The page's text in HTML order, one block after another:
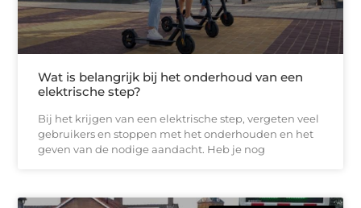
Wat is belangrijk bij het onderhoud van een
elektrische step?
Bij het krijgen van een elektrische step, vergeten veel
gebruikers en stoppen met het onderhouden en het
geven van de nodige aandacht. Heb je nog